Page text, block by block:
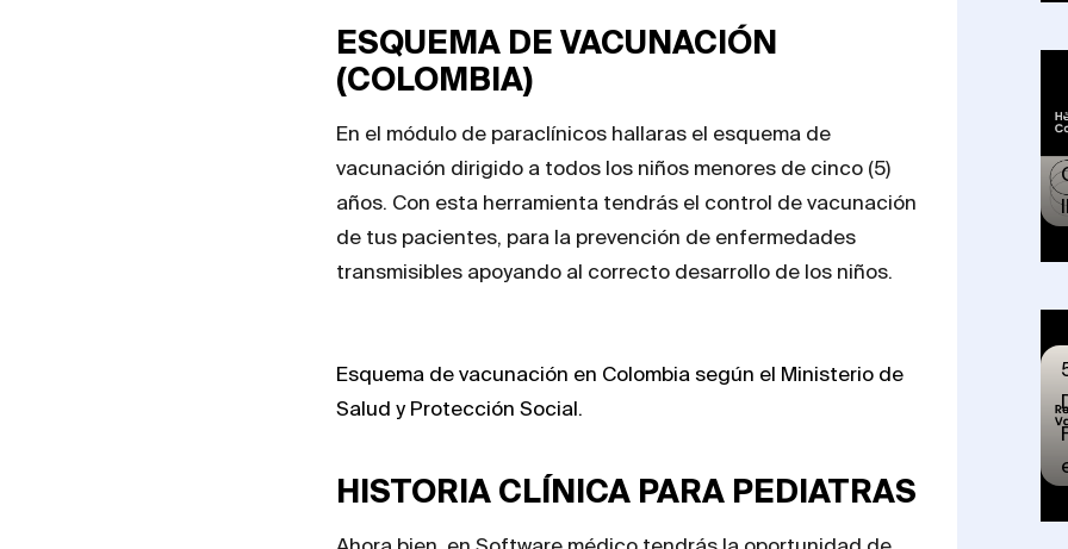
ESQUEMA DE VACUNACIÓN
(COLOMBIA)
En el módulo de paraclínicos hallaras el esquema de
vacunación dirigido a todos los niños menores de cinco (5)
años. Con esta herramienta tendrás el control de vacunación
de tus pacientes, para la prevención de enfermedades
transmisibles apoyando al correcto desarrollo de los niños.
Esquema de vacunación en Colombia según el Ministerio de
Salud y Protección Social.
HISTORIA CLÍNICA PARA PEDIATRAS